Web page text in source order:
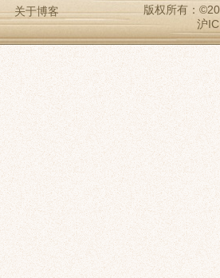
关于博客
版权所有：
沪